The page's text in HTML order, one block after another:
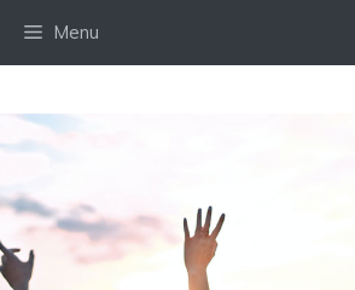
Menu